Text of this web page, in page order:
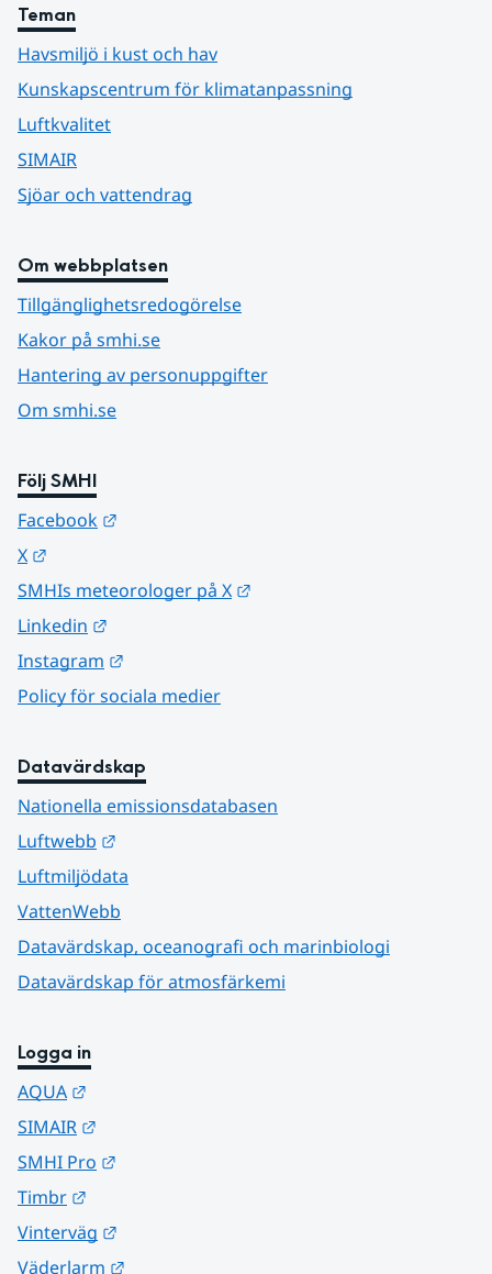
Teman
Havsmiljö i kust och hav
Kunskapscentrum för klimatanpassning
Luftkvalitet
SIMAIR
Sjöar och vattendrag
Om webbplatsen
Tillgänglighetsredogörelse
Kakor på smhi.se
Hantering av personuppgifter
Om smhi.se
Följ SMHI
Facebook
X
SMHIs meteorologer på X
Linkedin
Instagram
Policy för sociala medier
Datavärdskap
Nationella emissionsdatabasen
Luftwebb
Luftmiljödata
VattenWebb
Datavärdskap, oceanografi och marinbiologi
Datavärdskap för atmosfärkemi
Logga in
AQUA
SIMAIR
SMHI Pro
Timbr
Vinterväg
Väderlarm